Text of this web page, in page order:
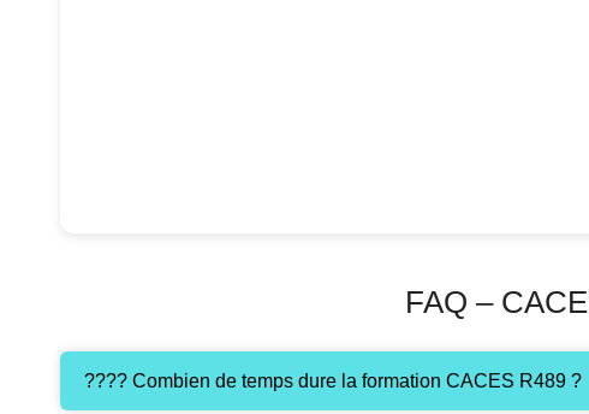
FAQ –
???? Combien de temps dure la formation CACES R489 ?